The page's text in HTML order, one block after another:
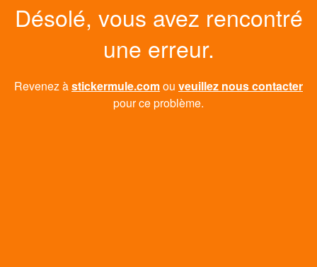
Désolé, vous avez rencontré
une erreur.
Revenez àstickermule.comou veuillez nous contacter
pour ce problème.